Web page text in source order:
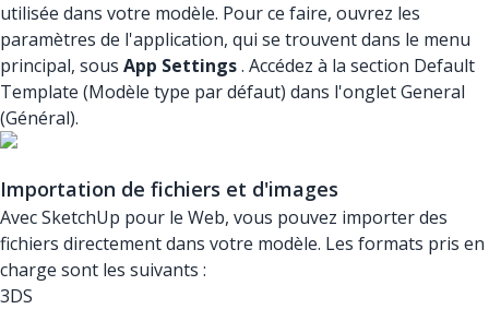
utilisée dans votre modèle. Pour ce faire, ouvrez les
paramètres de l'application, qui se trouvent dans le menu
principal, sous App Settings. Accédez à la section Default
Template (Modèle type par défaut) dans l'onglet General
(Général).
Importation de fichiers et d'images
Avec SketchUp pour le Web, vous pouvez importer des
fichiers directement dans votre modèle. Les formats pris en
charge sont les suivants :
3DS